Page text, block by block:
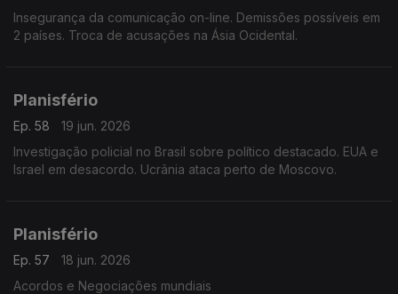
Insegurança da comunicação on-line. Demissões possíveis em
2 países. Troca de acusações na Ásia Ocidental.
Planisfério
Ep. 58
19 jun. 2026
Investigação policial no Brasil sobre político destacado. EUA e
Israel em desacordo. Ucrânia ataca perto de Moscovo.
Planisfério
Ep. 57
18 jun. 2026
Acordos e Negociações mundiais